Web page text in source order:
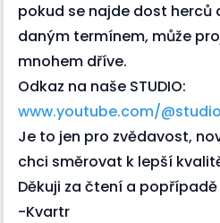
pokud se najde dost herců
daným termínem, může
mnohem dříve.
Odkaz na naše STUDIO:
www.youtube.com/
Je to jen pro zvědavost,
chci směrovat k lepší
Děkuji za čtení a
-Kvartr